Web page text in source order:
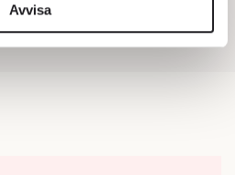
till de sociala medier och
som vi samarbetar med.
informationen med annan
Avvisa